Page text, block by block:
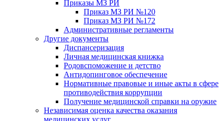
Приказы МЗ РИ
Приказ МЗ РИ №120
Приказ МЗ РИ №172
Административные регламенты
Другие документы
Диспансеризация
Личная медицинская книжка
Родовспоможение и детство
Антидопинговое обеспечение
Нормативные правовые и иные акты в сфере
противодействия коррупции
Получение медицинской справки на оружие
Независимая оценка качества оказания
медицинских услуг